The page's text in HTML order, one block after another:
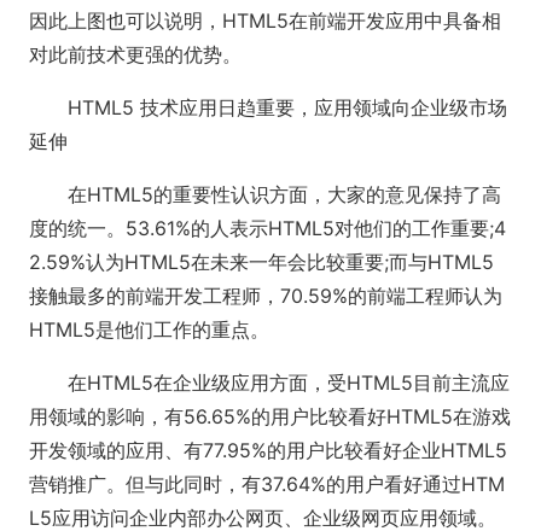
因此上图也可以说明，HTML5在前端开发应用中具备相
对此前技术更强的优势。
HTML5 技术应用日趋重要，应用领域向企业级市场
延伸
在HTML5的重要性认识方面，大家的意见保持了高
度的统一。53.61%的人表示HTML5对他们的工作重要;4
2.59%认为HTML5在未来一年会比较重要;而与HTML5
接触最多的前端开发工程师，70.59%的前端工程师认为
HTML5是他们工作的重点。
在HTML5在企业级应用方面，受HTML5目前主流应
用领域的影响，有56.65%的用户比较看好HTML5在游戏
开发领域的应用、有77.95%的用户比较看好企业HTML5
营销推广。但与此同时，有37.64%的用户看好通过HTM
L5应用访问企业内部办公网页、企业级网页应用领域。